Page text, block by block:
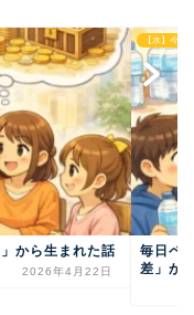
から生まれた話
2026年4月22日
【水】今日
毎日ペ
差」が